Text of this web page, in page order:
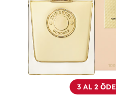
3 AL 2 ÖDE